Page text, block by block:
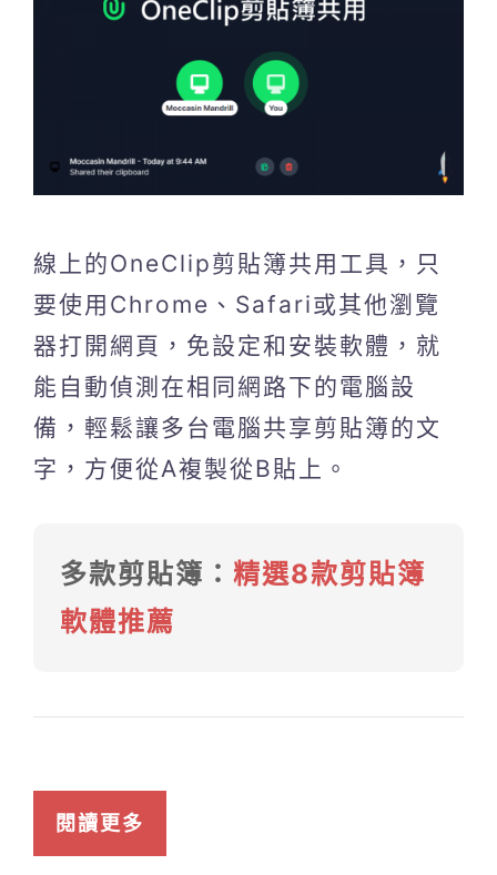
線上的OneClip剪貼簿共用工具，只
要使用Chrome、Safari或其他瀏覽
器打開網頁，免設定和安裝軟體，就
能自動偵測在相同網路下的電腦設
備，輕鬆讓多台電腦共享剪貼簿的文
字，方便從A複製從B貼上。
多款剪貼簿： 精選8款剪貼簿
軟體推薦
閱讀更多